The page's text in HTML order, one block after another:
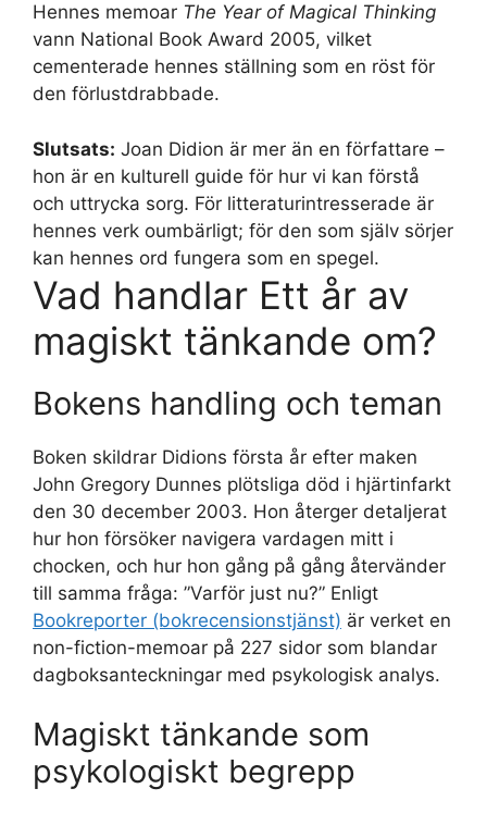
Hennes memoar The Year of Magical Thinking
vann National Book Award 2005, vilket
cementerade hennes ställning som en röst för
den förlustdrabbade.
Slutsats: Joan Didion är mer än en författare –
hon är en kulturell guide för hur vi kan förstå
och uttrycka sorg. För litteraturintresserade är
hennes verk oumbärligt; för den som själv sörjer
kan hennes ord fungera som en spegel.
Vad handlar Ett år av
magiskt tänkande om?
Bokens handling och teman
Boken skildrar Didions första år efter maken
John Gregory Dunnes plötsliga död i hjärtinfarkt
den 30 december 2003. Hon återger detaljerat
hur hon försöker navigera vardagen mitt i
chocken, och hur hon gång på gång återvänder
till samma fråga: ”Varför just nu?” Enligt
Bookreporter (bokrecensionstjänst) är verket en
non-fiction-memoar på 227 sidor som blandar
dagboksanteckningar med psykologisk analys.
Magiskt tänkande som
psykologiskt begrepp